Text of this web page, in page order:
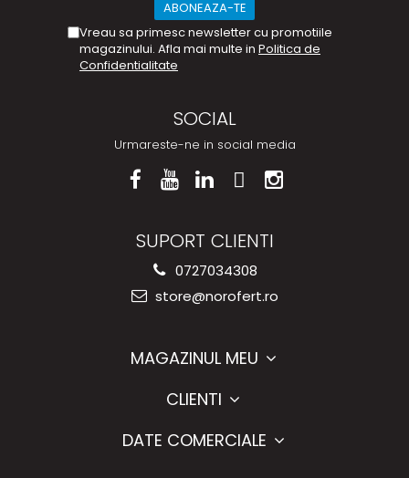
Vreau sa primesc newsletter cu promotiile
magazinului. Afla mai multe in Politica de
Confidentialitate
SOCIAL
Urmareste-ne in social media
SUPORT CLIENTI
0727034308
store@norofert.ro
MAGAZINUL MEU
CLIENTI
DATE COMERCIALE